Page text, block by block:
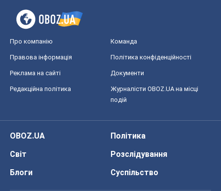
Про компанію Команда
Правова інформація Політика конфіденційності
Реклама на сайті Документи
Редакційна політика
Журналісти OBOZ.UA на місці
подій
OBOZ.UA
Політика
Світ
Розслідування
Блоги
Суспільство